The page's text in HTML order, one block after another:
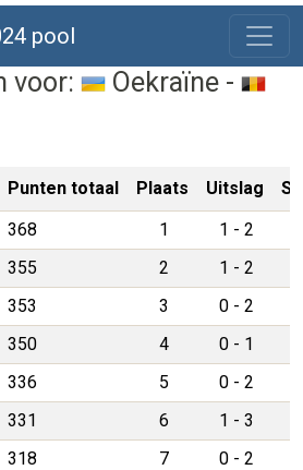
pool
voor:
Oekraïne -
Punten totaal Plaats Uitslag
368 1 1 - 2
355 2 1 - 2
353 3 0 - 2
350 4 0 - 1
336 5 0 - 2
331 6 1 - 3
318 7 0 - 2